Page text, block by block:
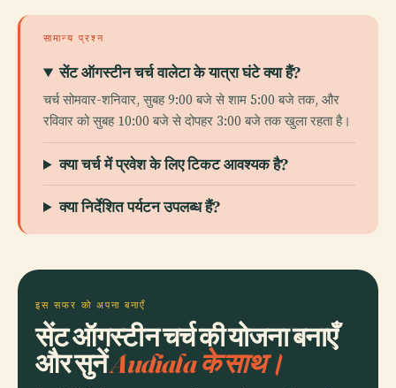
सामान्य प्रश्न
सेंट ऑगस्टीन चर्च वालेटा के यात्रा घंटे क्या हैं?
चर्च सोमवार-शनिवार, सुबह 9:00 बजे से शाम 5:00 बजे तक, और
रविवार को सुबह 10:00 बजे से दोपहर 3:00 बजे तक खुला रहता है।
क्या चर्च में प्रवेश के लिए टिकट आवश्यक है?
क्या निर्देशित पर्यटन उपलब्ध हैं?
इस सफर को अपना बनाएँ
सेंट ऑगस्टीन चर्च की योजना बनाएँ
और सुनेंAudiala के साथ।